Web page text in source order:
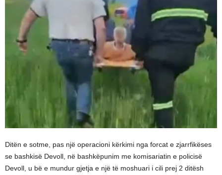
Ditën e sotme, pas një operacioni kërkimi nga forcat e zjarrfikëses
se bashkisë Devoll, në bashkëpunim me komisariatin e policisë
Devoll, u bë e mundur gjetja e një të moshuari i cili prej 2 ditësh